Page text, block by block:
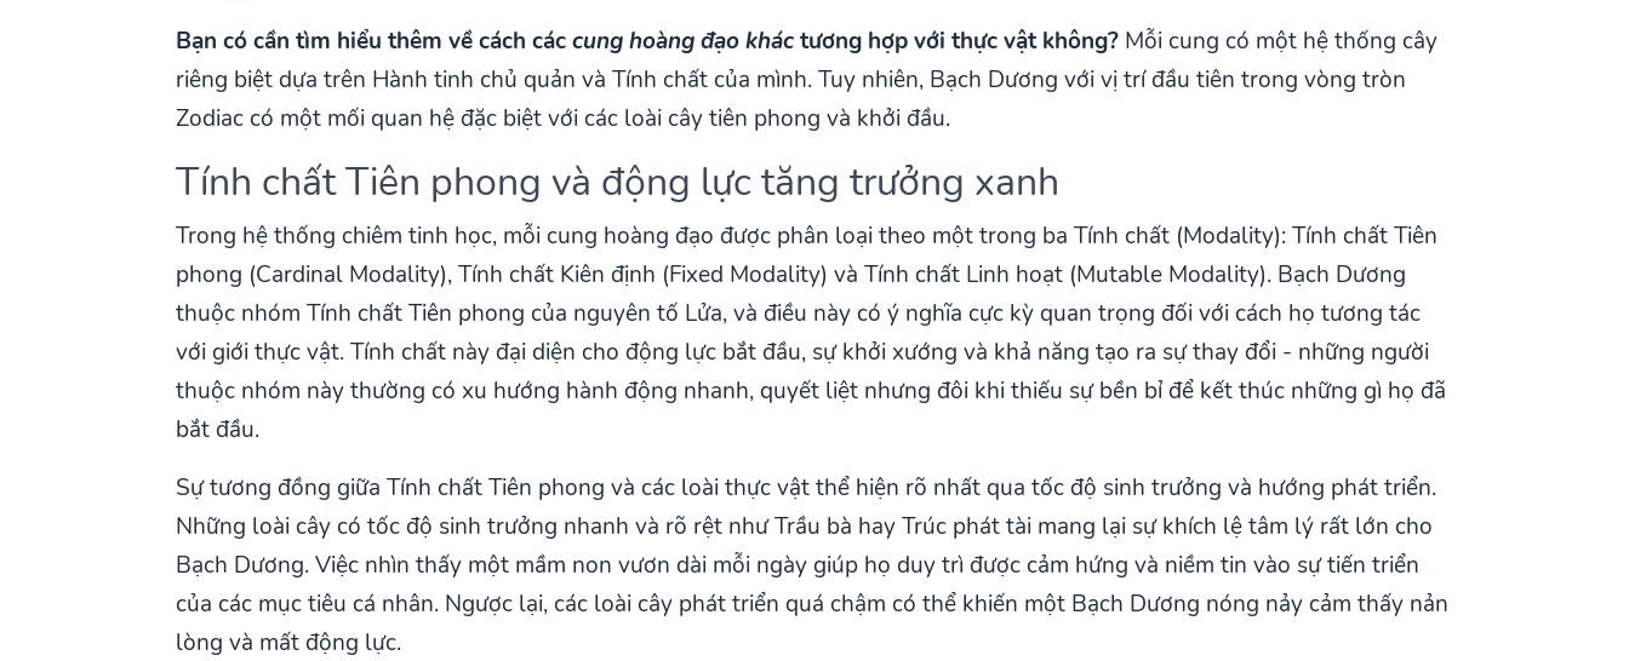
Bạn có cần tìm hiểu thêm về cách cáccung hoàng đạo kháctương hợp với thực vật không? Mỗi cung có một hệ thống cây
riêng biệt dựa trên Hành tinh chủ quản và Tính chất của mình. Tuy nhiên, Bạch Dương với vị trí đầu tiên trong vòng tròn
Zodiac có một mối quan hệ đặc biệt với các loài cây tiên phong và khởi đầu.
Tính chất Tiên phong và động lực tăng trưởng xanh
Trong hệ thống chiêm tinh học, mỗi cung hoàng đạo được phân loại theo một trong ba Tính chất (Modality): Tính chất Tiên
phong (Cardinal Modality), Tính chất Kiên định (Fixed Modality) và Tính chất Linh hoạt (Mutable Modality). Bạch Dương
thuộc nhóm Tính chất Tiên phong của nguyên tố Lửa, và điều này có ý nghĩa cực kỳ quan trọng đối với cách họ tương tác
với giới thực vật. Tính chất này đại diện cho động lực bắt đầu, sự khởi xướng và khả năng tạo ra sự thay đổi - những người
thuộc nhóm này thường có xu hướng hành động nhanh, quyết liệt nhưng đôi khi thiếu sự bền bỉ để kết thúc những gì họ đã
bắt đầu.
Sự tương đồng giữa Tính chất Tiên phong và các loài thực vật thể hiện rõ nhất qua tốc độ sinh trưởng và hướng phát triển.
Những loài cây có tốc độ sinh trưởng nhanh và rõ rệt như Trầu bà hay Trúc phát tài mang lại sự khích lệ tâm lý rất lớn cho
Bạch Dương. Việc nhìn thấy một mầm non vươn dài mỗi ngày giúp họ duy trì được cảm hứng và niềm tin vào sự tiến triển
của các mục tiêu cá nhân. Ngược lại, các loài cây phát triển quá chậm có thể khiến một Bạch Dương nóng nảy cảm thấy nản
lòng và mất động lực.